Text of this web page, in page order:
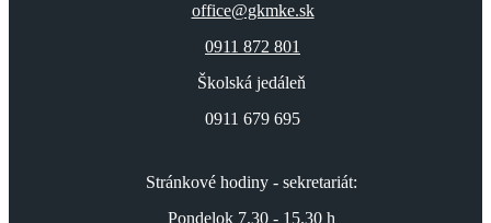
office@gkmke.sk
0911 872 801
Školská jedáleň
0911 679 695
Stránkové hodiny - sekretariát:
Pondelok 7.30 - 15.30 h